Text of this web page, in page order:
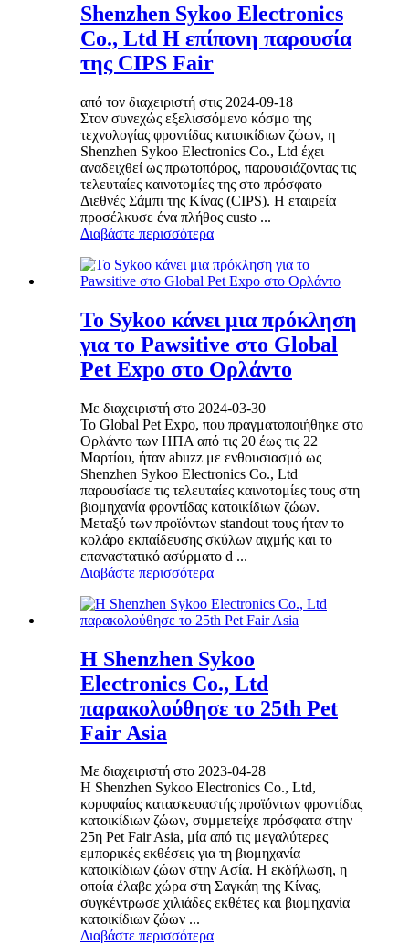
Shenzhen Sykoo Electronics
Co., Ltd Η επίπονη παρουσία
της CIPS Fair
από τον διαχειριστή στις 2024-09-18
Στον συνεχώς εξελισσόμενο κόσμο της
τεχνολογίας φροντίδας κατοικίδιων ζώων, η
Shenzhen Sykoo Electronics Co., Ltd έχει
αναδειχθεί ως πρωτοπόρος, παρουσιάζοντας τις
τελευταίες καινοτομίες της στο πρόσφατο
Διεθνές Σάμπι της Κίνας (CIPS). Η εταιρεία
προσέλκυσε ένα πλήθος custo ...
Διαβάστε περισσότερα
Το Sykoo κάνει μια πρόκληση
για το Pawsitive στο Global
Pet Expo στο Ορλάντο
Με διαχειριστή στο 2024-03-30
Το Global Pet Expo, που πραγματοποιήθηκε στο
Ορλάντο των ΗΠΑ από τις 20 έως τις 22
Μαρτίου, ήταν abuzz με ενθουσιασμό ως
Shenzhen Sykoo Electronics Co., Ltd
παρουσίασε τις τελευταίες καινοτομίες τους στη
βιομηχανία φροντίδας κατοικίδιων ζώων.
Μεταξύ των προϊόντων standout τους ήταν το
κολάρο εκπαίδευσης σκύλων αιχμής και το
επαναστατικό ασύρματο d ...
Διαβάστε περισσότερα
Η Shenzhen Sykoo
Electronics Co., Ltd
παρακολούθησε το 25th Pet
Fair Asia
Με διαχειριστή στο 2023-04-28
Η Shenzhen Sykoo Electronics Co., Ltd,
κορυφαίος κατασκευαστής προϊόντων φροντίδας
κατοικίδιων ζώων, συμμετείχε πρόσφατα στην
25η Pet Fair Asia, μία από τις μεγαλύτερες
εμπορικές εκθέσεις για τη βιομηχανία
κατοικίδιων ζώων στην Ασία. Η εκδήλωση, η
οποία έλαβε χώρα στη Σαγκάη της Κίνας,
συγκέντρωσε χιλιάδες εκθέτες και βιομηχανία
κατοικίδιων ζώων ...
Διαβάστε περισσότερα